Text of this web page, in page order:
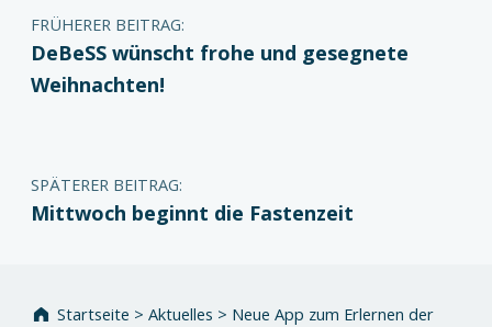
FRÜHERER BEITRAG:
DeBeSS wünscht frohe und gesegnete
Weihnachten!
SPÄTERER BEITRAG:
Mittwoch beginnt die Fastenzeit
Startseite > Aktuelles > Neue App zum Erlernen der